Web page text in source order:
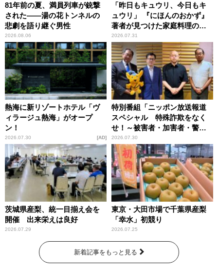
81年前の夏、満員列車が銃撃
された――湯の花トンネルの
悲劇を語り継ぐ男性
2026.08.06
「昨日もキュウリ、今日もキ
ュウリ」 『にほんのおかず』
著者が見つけた家庭料理の知
恵
2026.07.31
熱海に新リゾートホテル「ヴ
ィラージュ熱海」がオープ
ン！
2026.07.30 AD
特別番組「ニッポン放送報道
スペシャル 特殊詐欺をなく
せ！～被害者・加害者・警視
庁が語るトクリュウの実態
～」放送
2026.07.30
茨城県産梨、統一目揃え会を
開催 出来栄えは良好
2026.07.29
東京・大田市場で千葉県産梨
「幸水」初競り
2026.07.25
新着記事をもっと見る